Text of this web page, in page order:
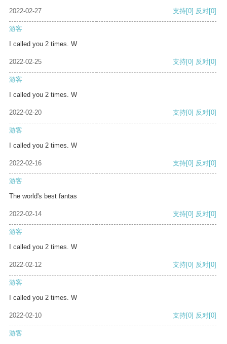
2022-02-27 支持[0] 反对[0]
游客
I called you 2 times. W
2022-02-25 支持[0] 反对[0]
游客
I called you 2 times. W
2022-02-20 支持[0] 反对[0]
游客
I called you 2 times. W
2022-02-16 支持[0] 反对[0]
游客
The world's best fantas
2022-02-14 支持[0] 反对[0]
游客
I called you 2 times. W
2022-02-12 支持[0] 反对[0]
游客
I called you 2 times. W
2022-02-10 支持[0] 反对[0]
游客